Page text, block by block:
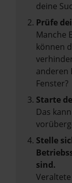
deine
Prüfe
Manche
können
anderen
Fenster?
Starte
Das
Stelle
sind.